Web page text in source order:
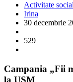
Activitate
Irina
30 decembrie
529
Campania „Fii
la USM